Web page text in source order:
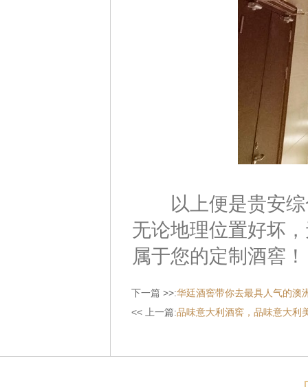
以上便是贵安综
无论地理位置好坏
属于您的定制酒窖！
下一篇 >>:华廷酒窖带你去最具人气的澳
<< 上一篇:品味意大利酒窖，品味意大利